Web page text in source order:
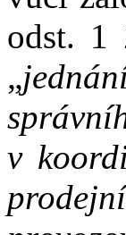
odst. 1
„
v